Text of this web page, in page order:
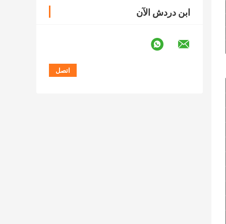
ابن دردش الآن